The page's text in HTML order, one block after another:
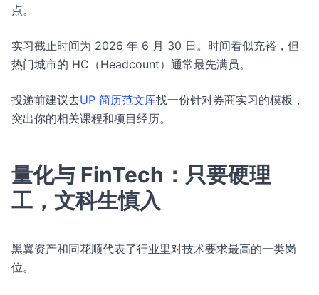
点。
实习截止时间为 2026 年 6 月 30 日。时间看似充裕，但
热门城市的 HC（Headcount）通常最先满员。
投递前建议去UP 简历范文库找一份针对券商实习的模板，
突出你的相关课程和项目经历。
量化与 FinTech：只要硬理
工，文科生慎入
黑翼资产和同花顺代表了行业里对技术要求最高的一类岗
位。